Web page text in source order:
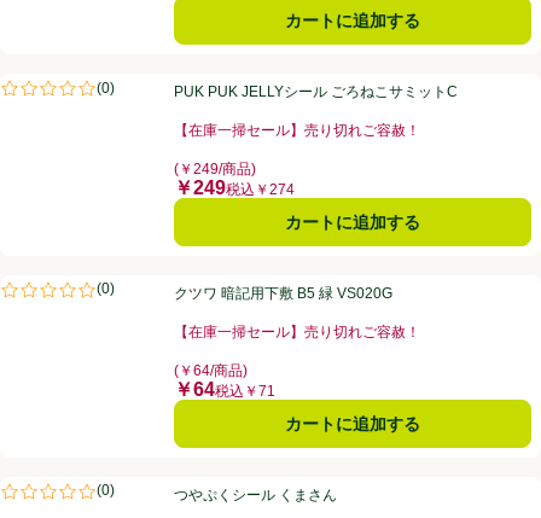
カートに追加する
PUK PUK JELLYシール ごろねこサミットC
(0)
評価は0件のレビューで5点中0.0点。PUK PUK JELLYシール ごろねこサミットC
【在庫一掃セール】売り切れご容赦！
(￥249/商品)
価格
￥249税込￥274
カートに追加する
クツワ 暗記用下敷 B5 緑 VS020G
(0)
評価は0件のレビューで5点中0.0点。クツワ 暗記用下敷 B5 緑 VS020G
【在庫一掃セール】売り切れご容赦！
(￥64/商品)
価格
￥64税込￥71
カートに追加する
つやぷくシール くまさん
(0)
評価は0件のレビューで5点中0.0点。
つやぷくシール くまさん